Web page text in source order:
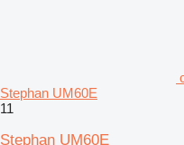
Stephan UM60E
11
Stephan UM60E